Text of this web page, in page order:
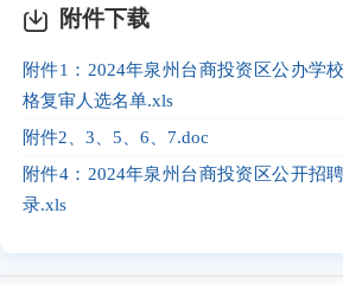
附件下载
附件1：2024年泉州台商投资区公办学
格复审人选名单.xls
附件2、3、5、6、7.doc
附件4：2024年泉州台商投资区公开招
录.xls